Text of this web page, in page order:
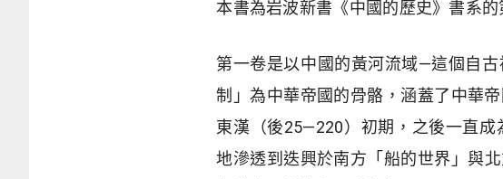
本書為岩波新書《中國的歷史》書系的
第一卷是以中國的黃河流域—這個自
制」為中華帝國的骨骼，涵蓋了中華
東漢（後25—220）初期，之後一直
地滲透到迭興於南方「船的世界」與